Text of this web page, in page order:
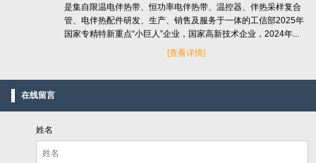
是集自限温电伴热带、恒功率电伴热带、温控器、伴热采样复合
管、电伴热配件研发、生产、销售及服务于一体的工信部2025年
国家专精特新重点“小巨人”企业，国家高新技术企业，2024年...
[查看详情]
在线留言
姓名